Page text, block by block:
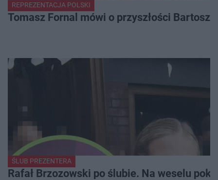
REPREZENTACJA POLSKI
Tomasz Fornal mówi o przyszłości
ŚLUB PREZENTERA
Rafał Brzozowski po ślubie. Na weselu